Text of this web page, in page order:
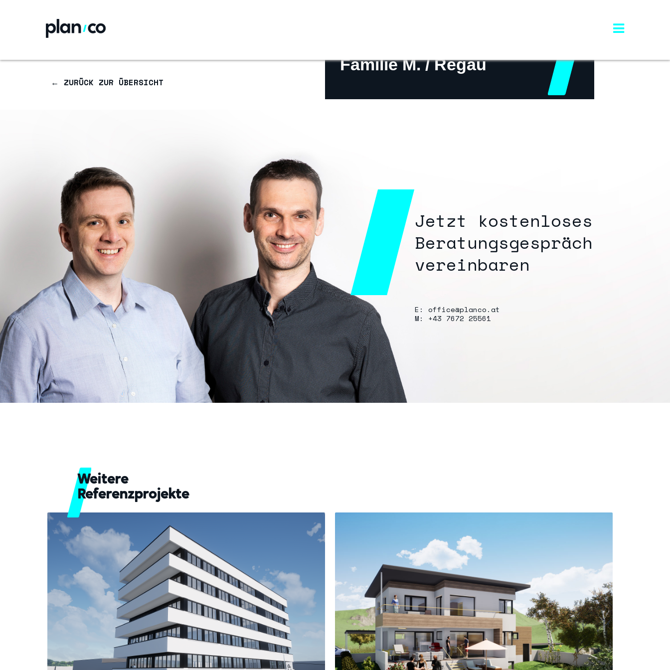
Privater Hausbau
Gewerbe- und Wohnbau
Kontakt
← ZURÜCK ZUR ÜBERSICHT
Familie M. / Regau
Jetzt kostenloses
Beratungsgespräch
vereinbaren
E: office@planco.at
M: +43 7672 25561
Weitere
Referenzprojekte